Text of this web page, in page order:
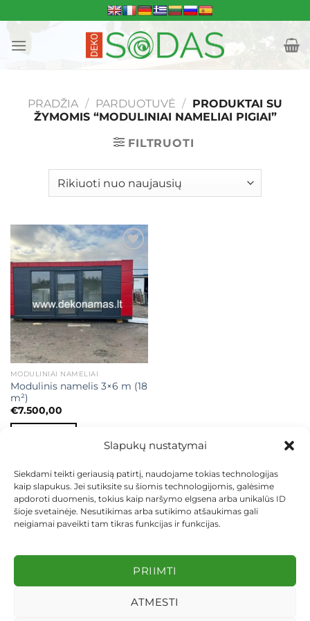
Slapukų nustatymai
Siekdami teikti geriausią patirtį, naudojame tokias technologijas
kaip slapukus. Jei sutiksite su šiomis technologijomis, galėsime
apdoroti duomenis, tokius kaip naršymo elgsena arba unikalūs ID
šioje svetainėje. Nesutikimas arba sutikimo atšaukimas gali
neigiamai paveikti tam tikras funkcijas ir funkcijas.
PRIIMTI
ATMESTI
to
content
PRADŽIA / PARDUOTUVĖ / PRODUKTAI SU
ŽYMOMIS “MODULINIAI NAMELIAI PIGIAI”
FILTRUOTI
Mėgstamiausias
MODULINIAI NAMELIAI
Modulinis namelis 3×6 m (18
m²)
€7.500,00
KEITIMAS IR GRĄŽINIMAS
PRIVATUMO POLITIKA
Visos teisės saugomos 2026 ©dekosodas.lt